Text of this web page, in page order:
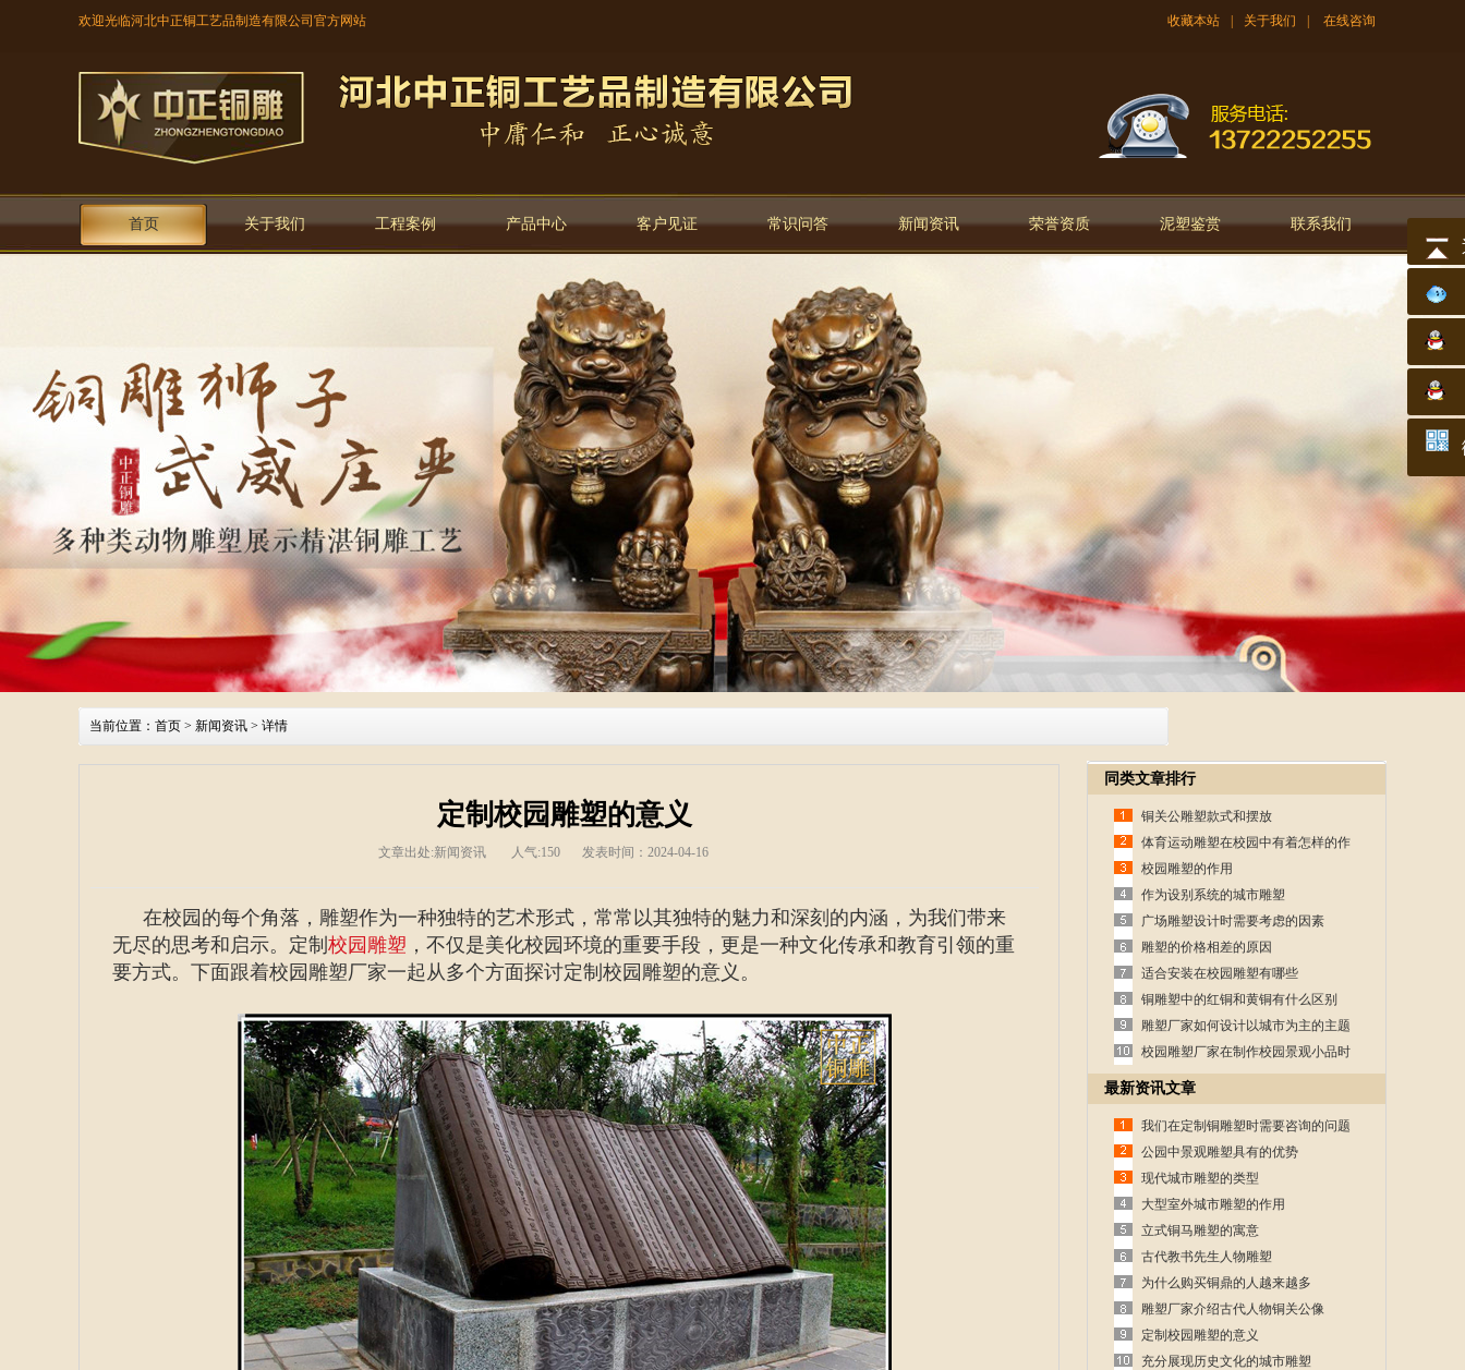
欢迎光临河北中正铜工艺品制造有限公司官方网站 收藏本站 关于我们 在线咨询
首页 关于我们 工程案例 产品中心 客户见证 常识问答 新闻资讯 荣誉资质 泥塑鉴赏 联系我们
当前位置： 首页 > 新闻资讯 > 详情
定制校园雕塑的意义
文章出处:新闻资讯 人气:150 发表时间：2024-04-16
在校园的每个角落，雕塑作为一种独特的艺术形式，常常以其独特的魅力和深刻的内涵，为我们带来
无尽的思考和启示。定制 校园雕塑 ，不仅是美化校园环境的重要手段，更是一种文化传承和教育引领的重
要方式。下面跟着校园雕塑厂家一起从多个方面探讨定制校园雕塑的意义。
同类文章排行
铜关公雕塑款式和摆放
体育运动雕塑在校园中有着怎样的作
用
校园雕塑的作用
作为设别系统的城市雕塑
广场雕塑设计时需要考虑的因素
雕塑的价格相差的原因
适合安装在校园雕塑有哪些
铜雕塑中的红铜和黄铜有什么区别
雕塑厂家如何设计以城市为主的主题
性雕塑
校园雕塑厂家在制作校园景观小品时
的设计要求
最新资讯文章
我们在定制铜雕塑时需要咨询的问题
公园中景观雕塑具有的优势
现代城市雕塑的类型
大型室外城市雕塑的作用
立式铜马雕塑的寓意
古代教书先生人物雕塑
为什么购买铜鼎的人越来越多
雕塑厂家介绍古代人物铜关公像
定制校园雕塑的意义
充分展现历史文化的城市雕塑